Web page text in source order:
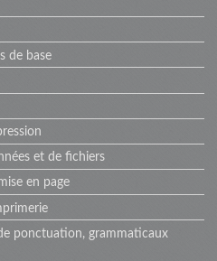
de base
et de fichiers
en page
ponctuation, grammaticaux